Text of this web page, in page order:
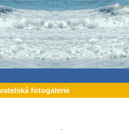
fotogalerie